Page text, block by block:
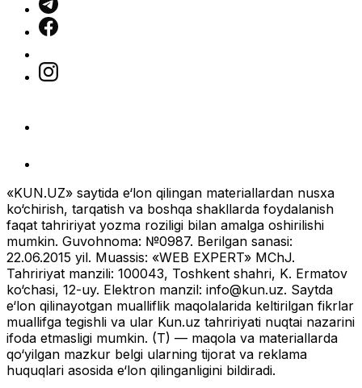
«KUN.UZ» saytida e‘lon qilingan materiallardan nusxa
ko‘chirish, tarqatish va boshqa shakllarda foydalanish
faqat tahririyat yozma roziligi bilan amalga oshirilishi
mumkin. Guvohnoma: №0987. Berilgan sanasi:
22.06.2015 yil. Muassis: «WEB EXPERT» MChJ.
Tahririyat manzili: 100043, Toshkent shahri, K. Ermatov
ko‘chasi, 12-uy. Elektron manzil: info@kun.uz. Saytda
e‘lon qilinayotgan mualliflik maqolalarida keltirilgan fikrlar
muallifga tegishli va ular Kun.uz tahririyati nuqtai nazarini
ifoda etmasligi mumkin. (T) — maqola va materiallarda
qo‘yilgan mazkur belgi ularning tijorat va reklama
huquqlari asosida e‘lon qilinganligini bildiradi.